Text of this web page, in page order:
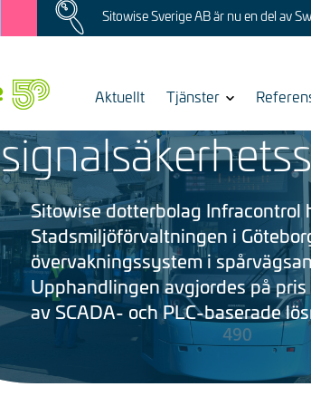
Image Sitowise Sverige AB är nu en del av
Aktuellt
Show
for
Tjänster
Infracontrol
Sitowise dotterbolag
Stadsmiljöförvaltningen i
övervakningssystem i
Upphandlingen avgjordes på
av SCADA- och PLC-baserade